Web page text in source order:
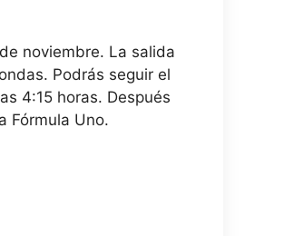
noviembre. La salida
. Podrás seguir el
4:15 horas. Después
Fórmula Uno.